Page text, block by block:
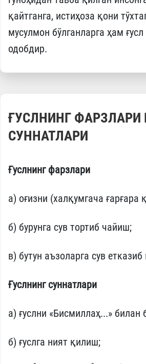
қайтганга, истиҳоза қони
мусулмон бўлганларга ҳам
одобдир.
ҒУСЛНИНГ ФАРЗЛАРИ
СУННАТЛАРИ
Ғуслнинг фарзлари
а) оғизни (халқумгача ғарғара
б) бурунга сув тортиб чайиш;
в) бутун аъзоларга сув
Ғуслнинг суннатлари
а) ғуслни «Бисмиллаҳ...»
б) ғуслга ният қилиш;